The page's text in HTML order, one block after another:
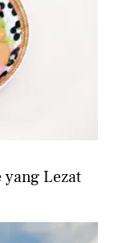
yang Lezat